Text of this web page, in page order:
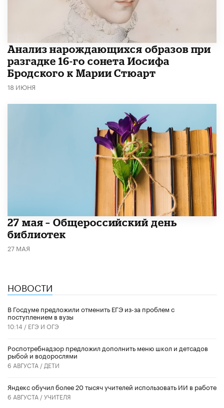
Анализ нарождающихся образов при
разгадке 16-го сонета Иосифа
Бродского к Марии Стюарт
18 ИЮНЯ
​27 мая – Общероссийский день
библиотек
27 МАЯ
НОВОСТИ
В Госдуме предложили отменить ЕГЭ из-за проблем с
поступлением в вузы
10:14 / ЕГЭ И ОГЭ
Роспотребнадзор предложил дополнить меню школ и детсадов
рыбой и водорослями
6 АВГУСТА / ДЕТИ
​Яндекс обучил более 20 тысяч учителей использовать ИИ в работе
6 АВГУСТА /УЧИТЕЛЯ